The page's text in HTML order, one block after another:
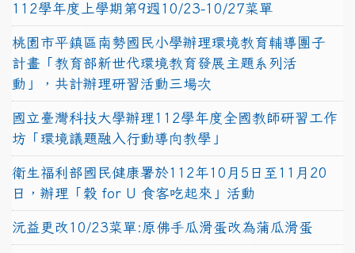
112學年度上學期第9週10/23-10/27菜單
桃園市平鎮區南勢國民小學辦理環境教育輔導團子
計畫「教育部新世代環境教育發展主題系列活
動」，共計辦理研習活動三場次
國立臺灣科技大學辦理112學年度全國教師研習工作
坊「環境議題融入行動導向教學」
衛生福利部國民健康署於112年10月5日至11月20
日，辦理「穀 for U 食客吃起來」活動
沅益更改10/23菜單:原佛手瓜滑蛋改為蒲瓜滑蛋